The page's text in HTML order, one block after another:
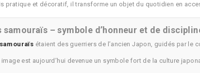
pratique et décoratif, il transforme un objet du quotidien en
samouraïs – symbole d’honneur et de
samouraïs étaient des guerriers de l’ancien Japon, guidés par le
image est aujourd’hui devenue un symbole fort de la culture